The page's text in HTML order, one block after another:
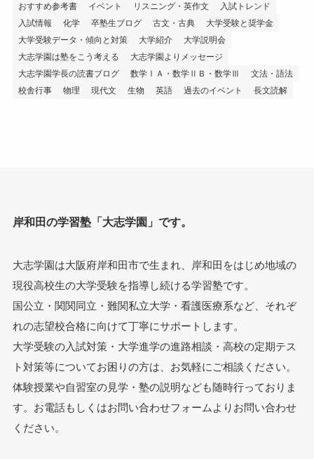
おすすめ参考書 イベント リスニング・英作文
入試トレンド
入試情報
化学 卒塾生ブログ 古文・古典
大学受験と奨学金
大学受験データ・傾向と対策
大学紹介
大学説明会
大志学園は塾をこう考える
大志学園よりメッセージ
大志学園学長の読書ブログ
数学ⅠＡ・数学ⅡＢ・数学Ⅲ
文法・語法
校舎行事
物理 現代文 生物 英語 過去のイベント 長文読解
岸和田の学習塾「大志学園」です。
大志学園は大阪府岸和田市で生まれ、岸和田をはじめ地域の
現役高校生の大学受験を指導し続ける学習塾です。
国公立・関関同立・難関私立大学・看護医療系など、それぞ
れの志望校合格に向けて丁寧にサポートします。
大学受験の入試対策・大学進学の進路相談・高校の定期テス
ト対策等についてお困りの方は、お気軽にご相談ください。
体験授業や自習室の見学・塾の説明なども随時行っておりま
す。お電話もしくはお問い合わせフォームよりお問い合わせ
ください。